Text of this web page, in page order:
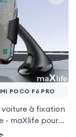
POCO F6 PRO
à fixation
- maXlife pour
F6 Pro